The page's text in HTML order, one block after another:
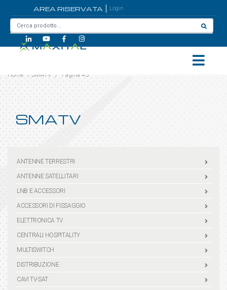
AREA RISERVATA Login
Home / SMATV / Pagina 43
SMATV
ANTENNE TERRESTRI
ANTENNE SATELLITARI
LNB E ACCESSORI
ACCESSORI DI FISSAGGIO
ELETTRONICA TV
CENTRALI HOSPITALITY
MULTISWITCH
DISTRIBUZIONE
CAVI TV-SAT